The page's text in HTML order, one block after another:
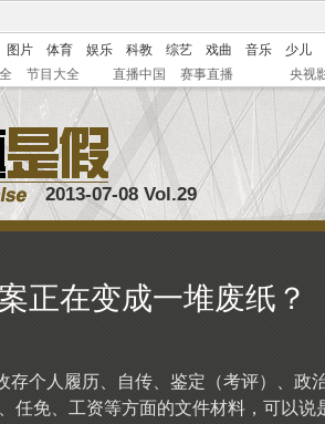
图片 体育 娱乐 科教 综艺 戏曲 音乐
少儿
节目大全 直播中国 赛事直播 央视
2013-07-08 Vol.29
正在变成一堆废纸？
存个人履历、自传、鉴定（考评）、政
任免、工资等方面的文件材料，可以说